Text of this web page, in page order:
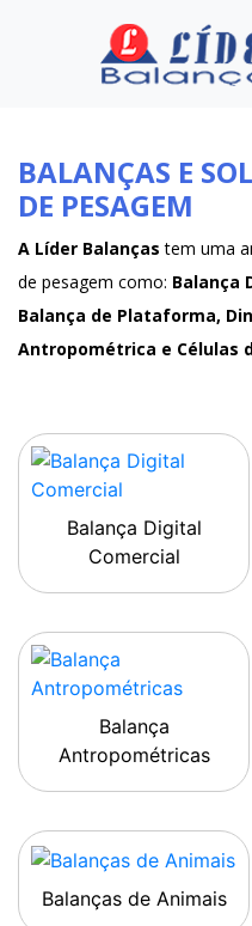
BALANÇAS E
DE PESAGEM
A Líder Balanças tem uma
de pesagem como: Balança
Balança de Plataforma,
Antropométrica e Células
Balança Digital
Comercial
Balança
Antropométricas
Balanças de Animais